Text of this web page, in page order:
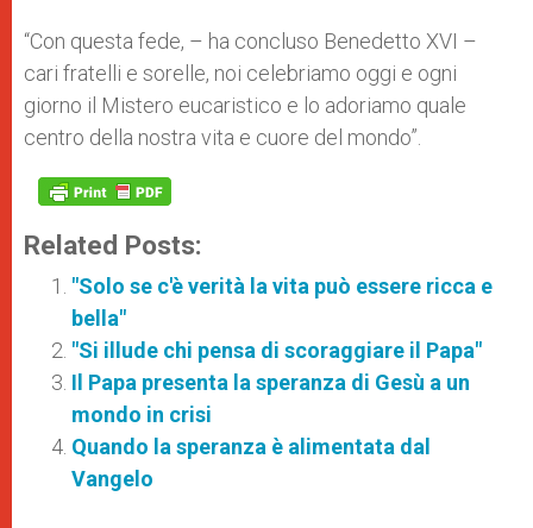
“Con questa fede, – ha concluso Benedetto XVI –
cari fratelli e sorelle, noi celebriamo oggi e ogni
giorno il Mistero eucaristico e lo adoriamo quale
centro della nostra vita e cuore del mondo”.
Related Posts:
"Solo se c'è verità la vita può essere ricca e
bella"
"Si illude chi pensa di scoraggiare il Papa"
Il Papa presenta la speranza di Gesù a un
mondo in crisi
Quando la speranza è alimentata dal
Vangelo